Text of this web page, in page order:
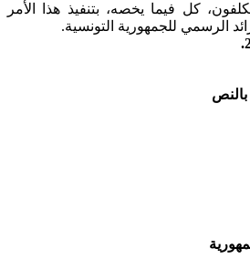
كل فيما يخصه، بتنفيذ هذا الأمر
الرسمي للجمهورية التونسية.
.